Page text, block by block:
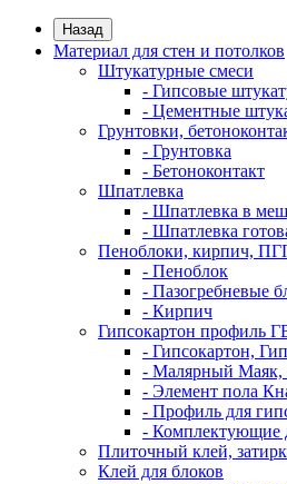
Назад
Материал для стен и потолков
Штукатурные смеси
- Гипсовые
- Цементные
Грунтовки,
- Грунтовка
- Бетоноконтакт
Шпатлевка
- Шпатлевка в
- Шпатлевка
Пеноблоки, кирпич,
- Пеноблок
- Пазогребневые
- Кирпич
Гипсокартон профиль
- Гипсокартон,
- Малярный Маяк,
- Элемент пола
- Профиль для
- Комплектующие
Плиточный клей,
Клей для блоков